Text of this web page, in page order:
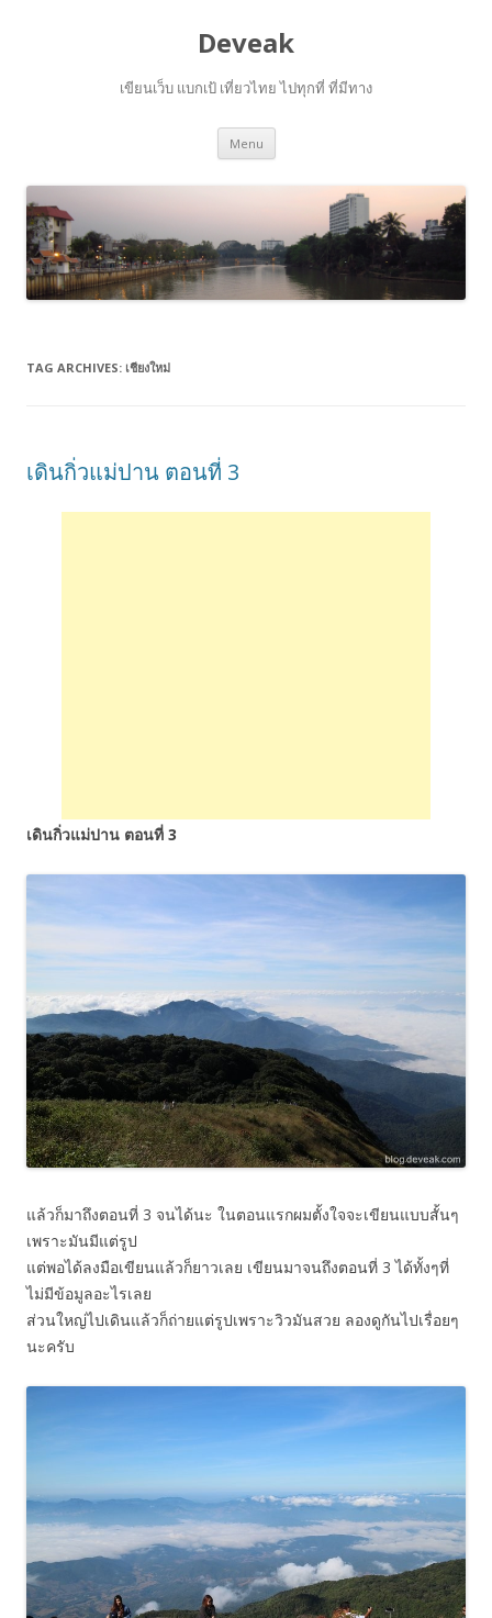
Deveak
เขียนเว็บ แบกเป้ เที่ยวไทย ไปทุกที่ ที่มีทาง
Menu Skip
content
TAG ARCHIVES: เชียงใหม่
เดินกิ่วแม่ปาน ตอนที่ 3
เดินกิ่วแม่ปาน ตอนที่ 3
แล้วก็มาถึงตอนที่ 3 จนได้นะ ในตอนแรกผมตั้งใจจะเขียนแบบสั้นๆ
เพราะมันมีแต่รูป
แต่พอได้ลงมือเขียนแล้วก็ยาวเลย เขียนมาจนถึงตอนที่ 3 ได้ทั้งๆที่
ไม่มีข้อมูลอะไรเลย
ส่วนใหญ่ไปเดินแล้วก็ถ่ายแต่รูปเพราะวิวมันสวย ลองดูกันไปเรื่อยๆ
นะครับ